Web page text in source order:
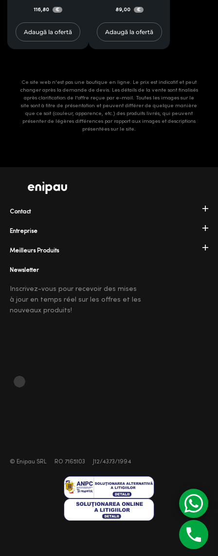
116,80 €
Adaugă la ofertă
89,00 €
Adaugă la ofertă
Ce site web n'est pas une boutique en ligne. Le prix est indicatif et peut
changer après la demande de devis. Les détails de la vente sont finalisés
après clarification de l'offre reçue par e-mail. Toutes les images sur le
site sont à titre de présentation et peuvent différer de quelque manière
que ce soit (couleur, apparence, etc.) des produits livrés, qui peuvent
présenter de légères différences par rapport aux images et descriptions
présentées sur le site.
Entreprise
Meilleurs Produits
Contact
Newsletter
Inscrivez-vous pour recevoir des mises
à jour en temps réel sur les offres et les
nouveaux produits!
© Enipau SRL RO 7165103 J12/4373/1994